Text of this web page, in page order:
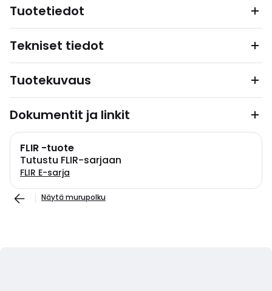
Tuotetiedot
Tekniset tiedot
Tuotekuvaus
Dokumentit ja linkit
FLIR -tuote
Tutustu FLIR-sarjaan
FLIR E-sarja
Näytä murupolku